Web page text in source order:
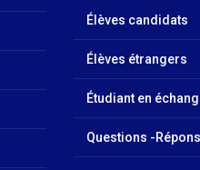
Élèves candidats
Élèves étrangers
Étudiant en
Questions -